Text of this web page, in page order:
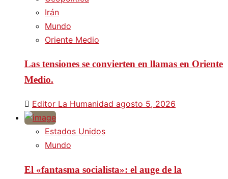
Irán
Mundo
Oriente Medio
Las tensiones se convierten en llamas en Oriente
Medio.
Editor La Humanidad agosto 5, 2026
Estados Unidos
Mundo
El «fantasma socialista»: el auge de la